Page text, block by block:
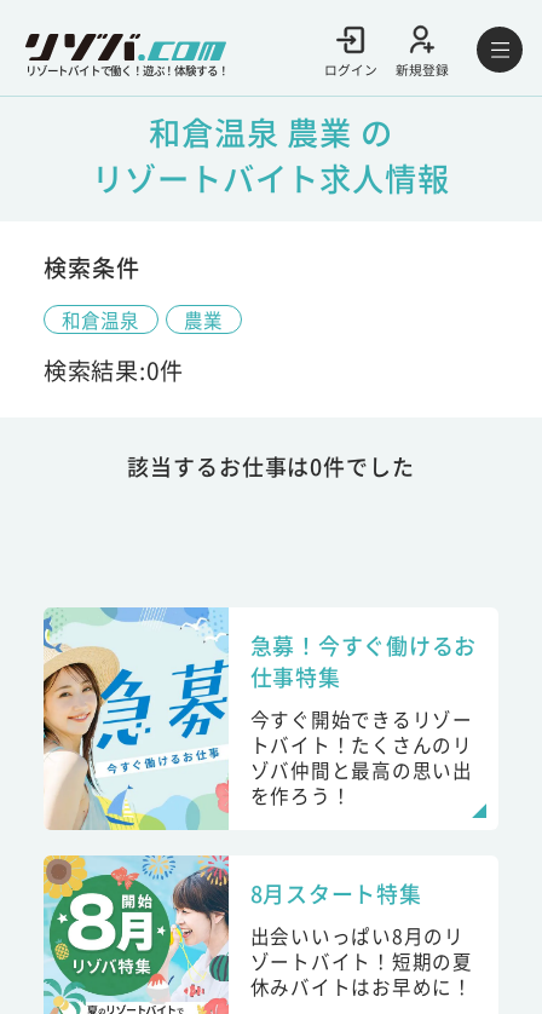
リゾートバイトで働く！遊ぶ！体験する！ ログイン 新規登録
和倉温泉 農業 の
リゾートバイト求人情報
検索条件
和倉温泉 農業
検索結果:0件
該当するお仕事は0件でした
急募！今すぐ働けるお
仕事特集
今すぐ開始できるリゾー
トバイト！たくさんのリ
ゾバ仲間と最高の思い出
を作ろう！
8月スタート特集
出会いいっぱい8月のリ
ゾートバイト！短期の夏
休みバイトはお早めに！